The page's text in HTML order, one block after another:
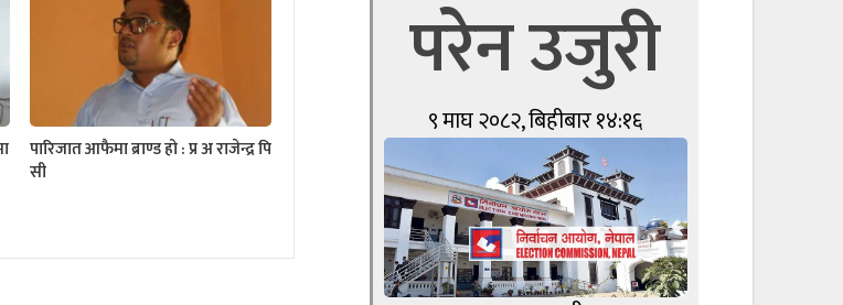
पारिजात आफैमा ब्राण्ड हो : प्र अ राजेन्द्र पि
सी
परेन उजुरी
९ माघ २०८२, बिहीबार १४:१६